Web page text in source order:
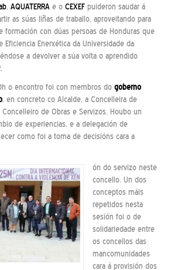
, AQUATERRAe o CEXEFpuideron saudar á
as súas liñas de traballo, aproveitando para
formación con dúas persoas de Honduras que
Eficiencia Enerxética da Universidade da
a devolver a súa volta o aprendido
o encontro foi con membros do goberno
, en concreto co Alcalde, a Concelleira de
de Obras e Servizos. Houbo un
de experiencias, e a delegación de
como foi a toma de decisións cara a
ón do servizo neste
concello. Un dos
conceptos máis
repetidos nesta
sesión foi o de
solidariedade entre
os concellos das
mancomunidades
cara á provisión dos